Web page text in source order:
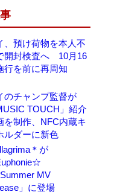
、預け荷物を本人不
開封検査へ 10月16
行を前に再周知
のチャンプ監督が
TOUCH」紹介
を制作、NFC内蔵キ
ルダーに新色
＊が
MV
」に登場